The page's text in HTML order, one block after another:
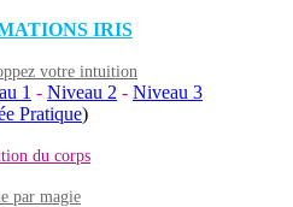
IRIS
votre intuition
1 - Niveau 2 - Niveau 3
Pratique)
du corps
par magie